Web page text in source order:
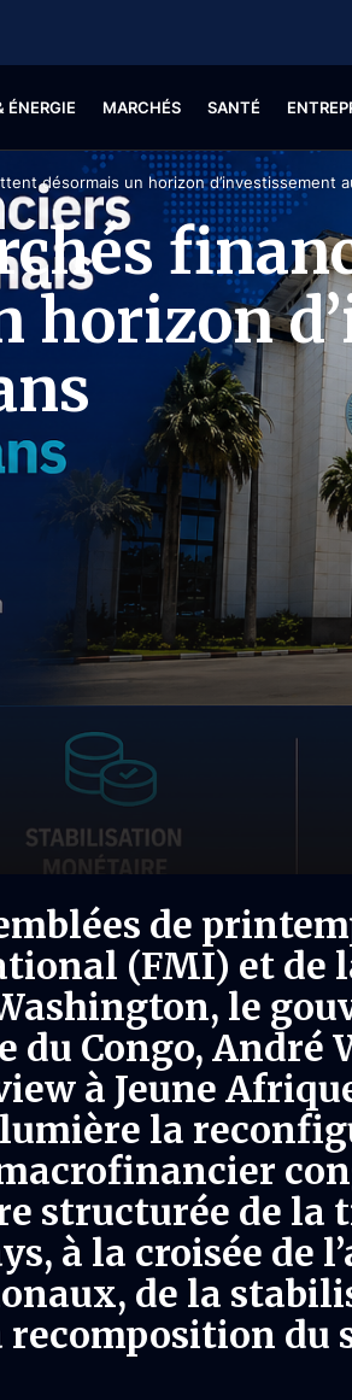
ÉNERGIE MARCHÉS SANTÉ
désormais un horizon d’investissement
horizon
de
(FMI) et de
le
Congo, André
à Jeune
la
structurée de la
à la croisée de
de la
du